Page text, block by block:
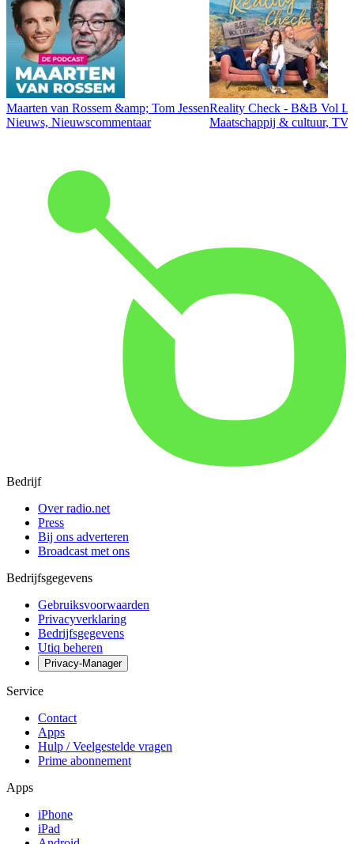
Maarten van Rossem &amp; Tom Jessen
Nieuws, Nieuwscommentaar
Reality Check - B&B Vol
Maatschappij & cultuur,
Bedrijf
Over radio.net
Press
Bij ons adverteren
Broadcast met ons
Bedrijfsgegevens
Gebruiksvoorwaarden
Privacyverklaring
Bedrijfsgegevens
Utiq beheren
Privacy-Manager
Service
Contact
Apps
Hulp / Veelgestelde vragen
Prime abonnement
Apps
iPhone
iPad